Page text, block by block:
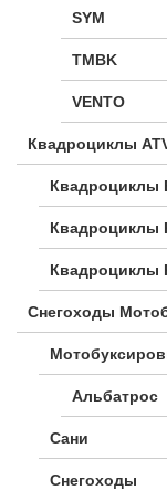
SYM
TMBK
VENTO
Квадроциклы
Квадроциклы
Квадроциклы
Квадроциклы
Снегоходы
Альбатрос
Сани
Снегоходы